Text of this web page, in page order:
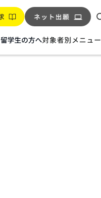
留学生の方へ対象者別メニュー